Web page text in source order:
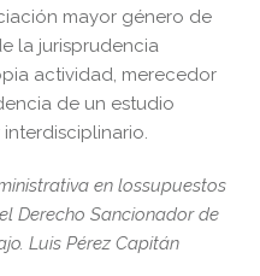
mayor género de
la jurisprudencia
actividad, merecedor
de un estudio
en lossupuestos
Derecho Sancionador de
Luis Pérez Capitán